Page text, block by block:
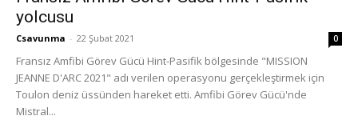
yolcusu
Csavunma - 22 Şubat 2021 0
Fransız Amfibi Görev Gücü Hint-Pasifik bölgesinde "MISSION
JEANNE D'ARC 2021" adı verilen operasyonu gerçekleştirmek için
Toulon deniz üssünden hareket etti. Amfibi Görev Gücü'nde
Mistral...